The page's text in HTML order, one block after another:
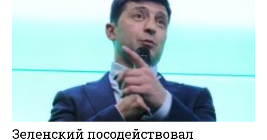
Зеленский посодействовал